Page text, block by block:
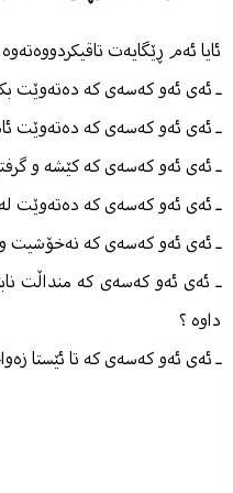
ئایا ئەم ڕێگایەت
ـ ئەی ئەو كەسەی كە دەتەوێت
ـ ئەی ئەو كەسەی كە دەتەوێت
ـ ئەی ئەو كەسەی كە كێشە و
ـ ئەی ئەو كەسەی كە دەتەوێت لە
ـ ئەی ئەو كەسەی كە نەخۆشیت و
ـ ئەی ئەو كەسەی كە منداڵت
داوە ؟
ـ ئەی ئەو كەسەی كە تا ئێستا